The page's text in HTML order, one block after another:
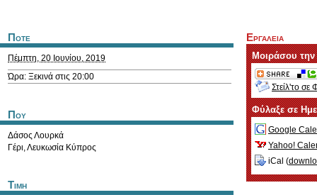
Ποτε
Πέμπτη, 20 Ιουνίου, 2019
Ώρα: Ξεκινά στις 20:00
Που
Δάσος Λουρκά
Γέρι,Λευκωσία Κύπρος
Τιμη
Εργαλεια
Μοιράσου
Στείλ'το σε
Φύλαξε σε
Google
Yahoo!
iCal (